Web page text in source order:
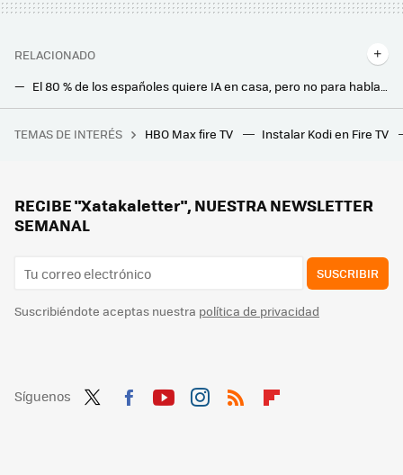
RELACIONADO
El 80 % de los españoles quiere IA en casa, pero no para hablar con ella: busca algo mucho más práctico
Sony por fin confirma los precios regionales en PlayStation Store para Latinoamérica, pero los jugadores mexicanos están decepcionados
TEMAS DE INTERÉS HBO Max fire TV Instalar Kodi en Fire TV
RECIBE "Xatakaletter", NUESTRA NEWSLETTER
SEMANAL
SUSCRIBIR
Suscribiéndote aceptas nuestra política de privacidad
Síguenos